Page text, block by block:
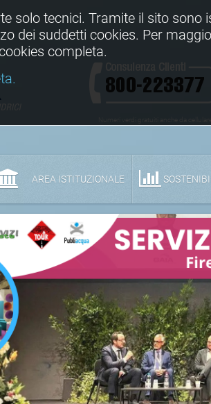
AREA ISTITUZIONALE
solo tecnici. Tramite il sito sono
dei suddetti cookies. Per
completa.